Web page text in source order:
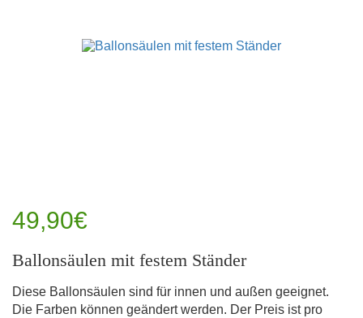
49,90€
Ballonsäulen mit festem Ständer
Diese Ballonsäulen sind für innen und außen geeignet.
Die Farben können geändert werden. Der Preis ist pro